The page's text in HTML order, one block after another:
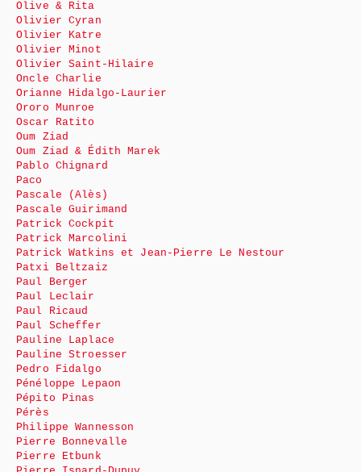
Olive & Rita
Olivier Cyran
Olivier Katre
Olivier Minot
Olivier Saint-Hilaire
Oncle Charlie
Orianne Hidalgo-Laurier
Ororo Munroe
Oscar Ratito
Oum Ziad
Oum Ziad & Édith Marek
Pablo Chignard
Paco
Pascale (Alès)
Pascale Guirimand
Patrick Cockpit
Patrick Marcolini
Patrick Watkins et Jean-Pierre Le Nestour
Patxi Beltzaiz
Paul Berger
Paul Leclair
Paul Ricaud
Paul Scheffer
Pauline Laplace
Pauline Stroesser
Pedro Fidalgo
Pénéloppe Lepaon
Pépito Pinas
Pérès
Philippe Wannesson
Pierre Bonnevalle
Pierre Etbunk